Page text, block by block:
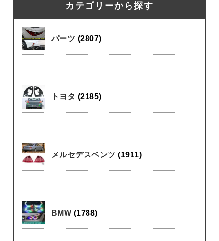
カテゴリーから探す
パーツ (2807)
トヨタ (2185)
メルセデスベンツ(1911)
BMW (1788)